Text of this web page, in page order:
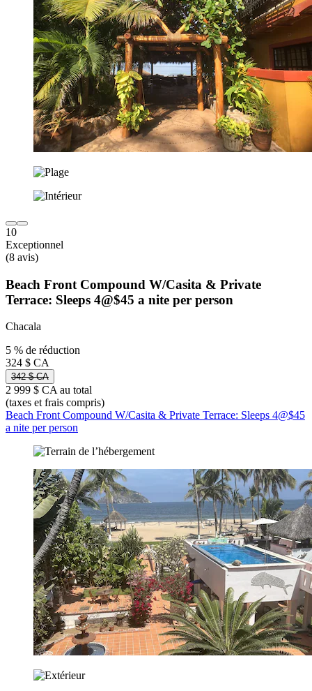
10
Exceptionnel
(8 avis)
Beach Front Compound W/Casita & Private
Terrace: Sleeps 4@$45 a nite per person
Chacala
5 % de réduction
324 $ CA
342 $ CA
2 999 $ CA au total
(taxes et frais compris)
Beach Front Compound W/Casita & Private Terrace: Sleeps 4@$45
a nite per person